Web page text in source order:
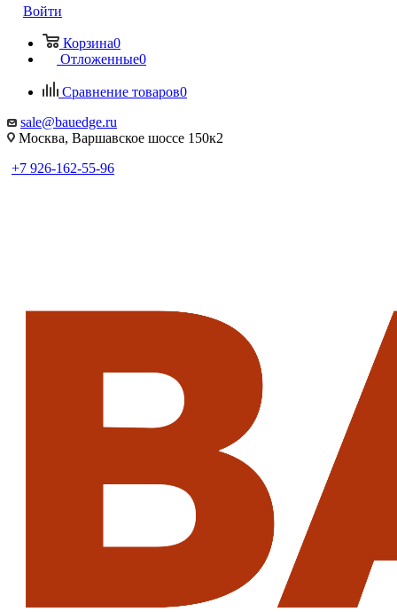
Войти
Корзина0
Отложенные0
Сравнение товаров0
sale@bauedge.ru
Москва, Варшавское шоссе 150к2
+7 926-162-55-96